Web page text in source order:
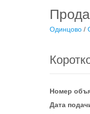
Одинцово /
Номер
Дата